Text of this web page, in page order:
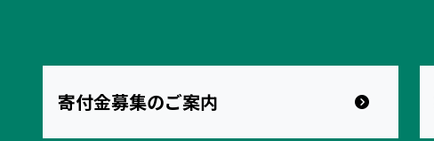
寄付金募集のご案内